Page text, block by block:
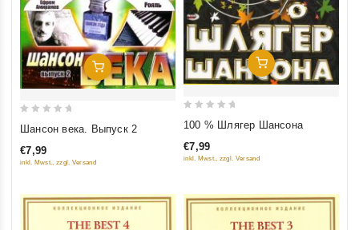
Добавить В Корзину
of
Шансон века. Выпуск 2
€7,99
inkl. Mwst., zzgl. Versand
Добавить В Корзину
of
100 % Шлягер Шансона
€7,99
inkl. Mwst., zzgl. Versand